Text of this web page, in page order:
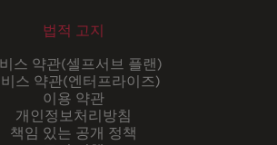
법적 고지
스 약관(셀프서브 플랜)
스 약관(엔터프라이즈)
이용 약관
개인정보처리방침
책임 있는 공개 정책